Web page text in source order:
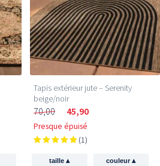
Tapis extérieur jute​ – Serenity
beige/noir
70,00 45,90
Presque épuisé
(1)
taille▴ couleur▴